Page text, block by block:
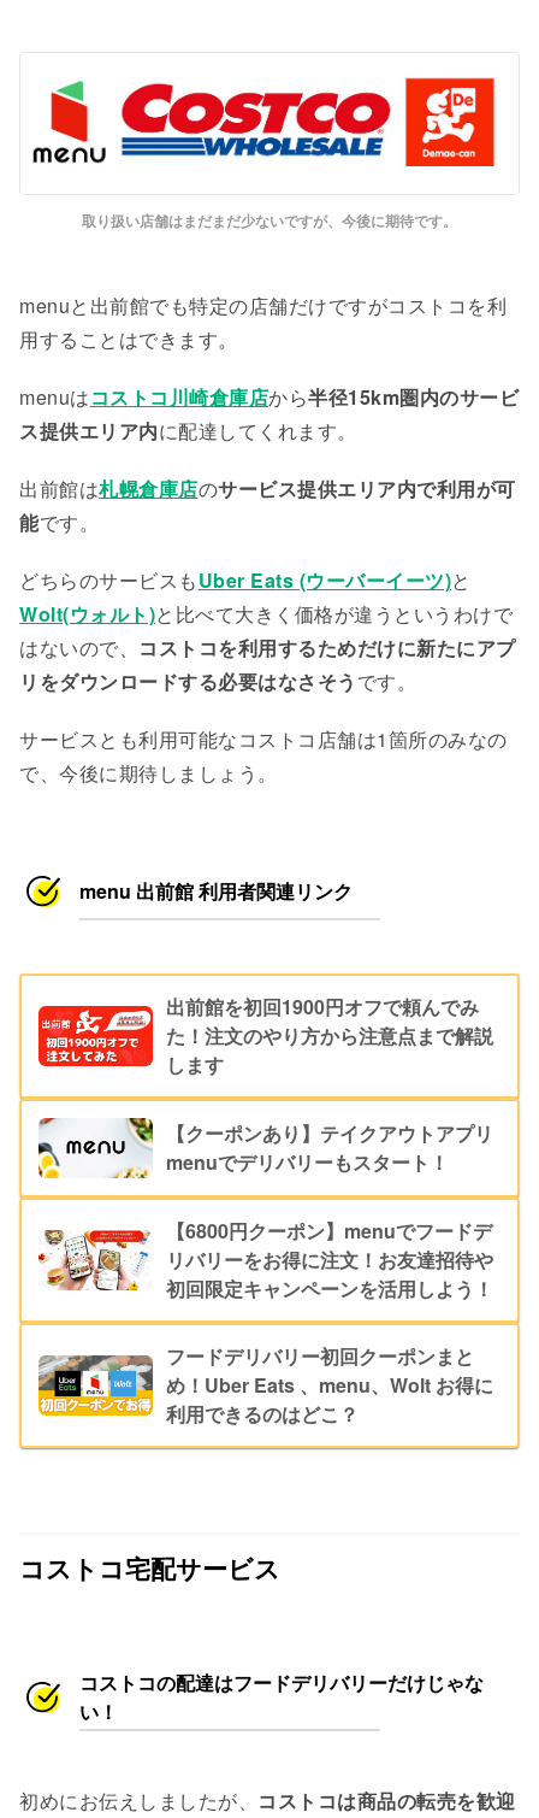
取り扱い店舗はまだまだ少ないですが、今後に期待です。
menuと出前館でも特定の店舗だけですがコストコを利
用することはできます。
menuはコストコ川崎倉庫店から半径15km圏内のサービ
ス提供エリア内に配達してくれます。
出前館は札幌倉庫店のサービス提供エリア内で利用が可
能です。
どちらのサービスもUber Eats (ウーバーイーツ)と
Wolt(ウォルト)と比べて大きく価格が違うというわけで
はないので、 コストコを利用するためだけに新たにアプ
リをダウンロードする必要はなさそう です。
サービスとも利用可能なコストコ店舗は1箇所のみなの
で、今後に期待しましょう。
menu 出前館 利用者関連リンク
出前館を初回1900円オフで頼んでみ
た！注文のやり方から注意点まで解説
します
【クーポンあり】テイクアウトアプリ
menuでデリバリーもスタート！
【6800円クーポン】menuでフードデ
リバリーをお得に注文！お友達招待や
初回限定キャンペーンを活用しよう！
フードデリバリー初回クーポンまと
め！Uber Eats 、menu、Wolt お得に
利用できるのはどこ？
コストコ宅配サービス
コストコの配達はフードデリバリーだけじゃな
い！
初めにお伝えしましたが、 コストコは商品の転売を歓迎